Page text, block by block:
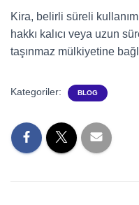
Kira, belirli süreli
hakkı kalıcı veya uzun
taşınmaz mülkiyetine
Kategoriler: BLOG